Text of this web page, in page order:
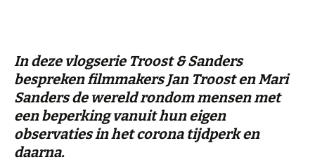
In deze vlogserie Troost & Sanders
bespreken filmmakers Jan Troost en Mari
Sanders de wereld rondom mensen met
een beperking vanuit hun eigen
observaties in het corona tijdperk en
daarna.